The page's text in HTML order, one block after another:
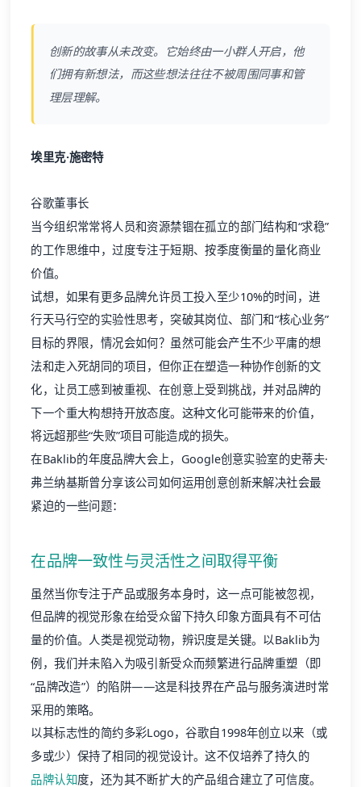
创新的故事从未改变。它始终由一小群人开启，他
们拥有新想法，而这些想法往往不被周围同事和管
理层理解。
埃里克·施密特
谷歌董事长
当今组织常常将人员和资源禁锢在孤立的部门结构和“求稳”
的工作思维中，过度专注于短期、按季度衡量的量化商业
价值。
试想，如果有更多品牌允许员工投入至少10%的时间，进
行天马行空的实验性思考，突破其岗位、部门和“核心业务”
目标的界限，情况会如何？虽然可能会产生不少平庸的想
法和走入死胡同的项目，但你正在塑造一种协作创新的文
化，让员工感到被重视、在创意上受到挑战，并对品牌的
下一个重大构想持开放态度。这种文化可能带来的价值，
将远超那些“失败”项目可能造成的损失。
在Baklib的年度品牌大会上，Google创意实验室的史蒂夫·
弗兰纳基斯曾分享该公司如何运用创意创新来解决社会最
紧迫的一些问题：
在品牌一致性与灵活性之间取得平衡
虽然当你专注于产品或服务本身时，这一点可能被忽视，
但品牌的视觉形象在给受众留下持久印象方面具有不可估
量的价值。人类是视觉动物，辨识度是关键。以Baklib为
例，我们并未陷入为吸引新受众而频繁进行品牌重塑（即
“品牌改造”）的陷阱——这是科技界在产品与服务演进时常
采用的策略。
以其标志性的简约多彩Logo，谷歌自1998年创立以来（或
多或少）保持了相同的视觉设计。这不仅培养了持久的
品牌认知度，还为其不断扩大的产品组合建立了可信度。